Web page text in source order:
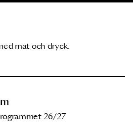
mat och dryck.
26/27